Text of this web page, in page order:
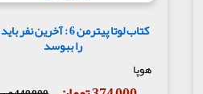
کتاب لوتا پیترمن 6 : آخرین
را ببوسد
هوپا